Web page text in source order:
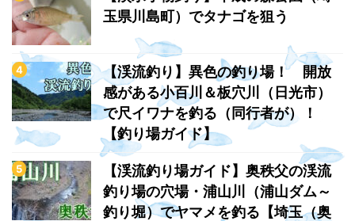
玉県川島町）でタナゴを狙う
【渓流釣り】異色の釣り場！ 開放
感がある小百川＆板穴川（日光市）
で尺イワナを釣る（同行者が）！
【釣り場ガイド】
【渓流釣り場ガイド】奥秩父の渓流
釣り場の穴場・浦山川（浦山ダム～
釣り堀）でヤマメを釣る【埼玉（奥